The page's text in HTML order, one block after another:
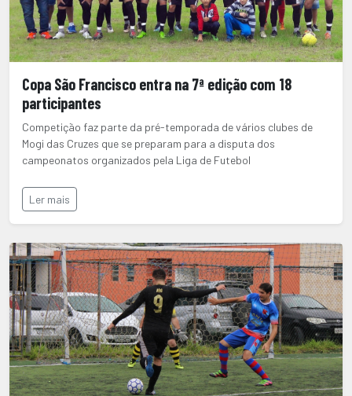
Copa São Francisco entra na 7ª edição com 18
participantes
Competição faz parte da pré-temporada de vários clubes de
Mogi das Cruzes que se preparam para a disputa dos
campeonatos organizados pela Liga de Futebol
Ler mais